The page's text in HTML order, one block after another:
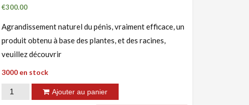
€300.00
Agrandissement naturel du pénis, vraiment efficace, un
produit obtenu à base des plantes, et des racines,
veuillez découvrir
3000 en stock
quantité
Ajouter au panier